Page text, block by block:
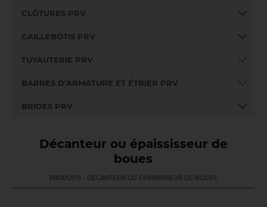
CLÔTURES PRV
CAILLEBOTIS PRV
TUYAUTERIE PRV
BARRES D’ARMATURE ET ÉTRIER PRV
BRIDES PRV
Décanteur ou épaississeur de
boues
PRODUITS - DÉCANTEUR OU ÉPAISSISSEUR DE BOUES